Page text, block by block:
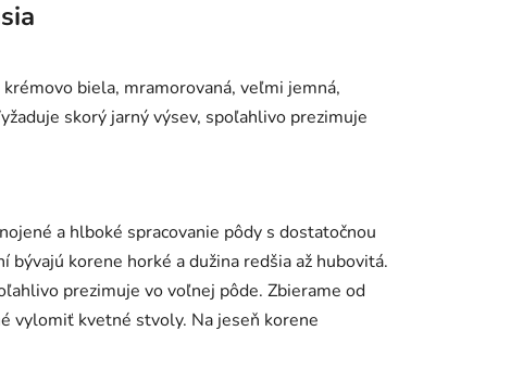
biela, mramorovaná, veľmi jemná,
skorý jarný výsev, spoľahlivo prezimuje
a hlboké spracovanie pôdy s dostatočnou
korene horké a dužina redšia až hubovitá.
prezimuje vo voľnej pôde. Zbierame od
vylomiť kvetné stvoly. Na jeseň korene